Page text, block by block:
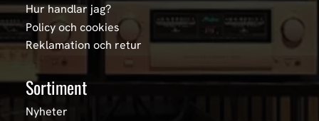
Hur handlar jag?
Policy och cookies
Reklamation och retur
Sortiment
Nyheter